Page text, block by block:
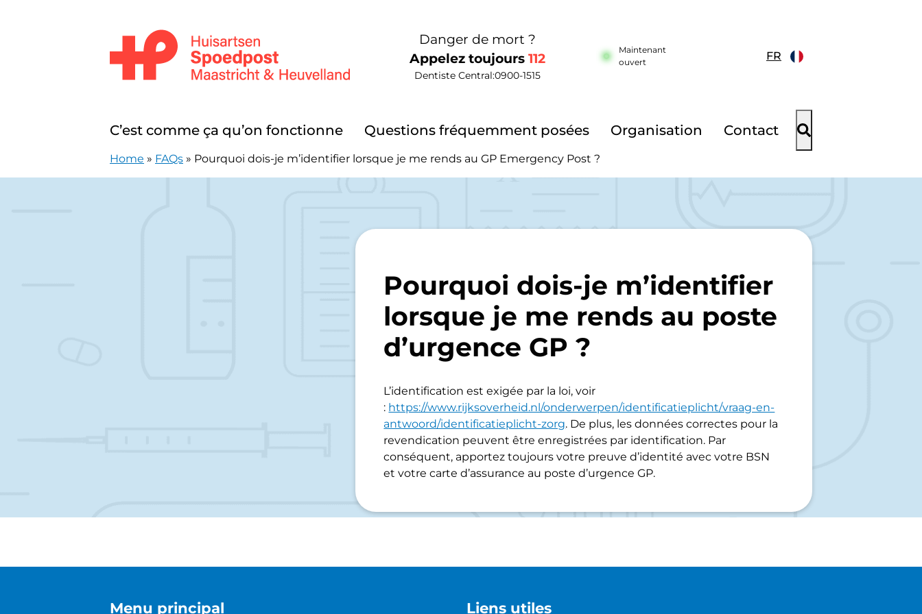
Danger de mort ?
Appelez toujours112
Dentiste Central:0900-1515
Maintenant
ouvert
FR
C’est comme ça qu’on fonctionne Questions fréquemment posées Organisation Contact
Home » FAQs » Pourquoi dois-je m’identifier lorsque je me rends au GP Emergency Post ?
Pourquoi dois-je m’identifier
lorsque je me rends au poste
d’urgence GP ?
L’identification est exigée par la loi, voir
: https://www.rijksoverheid.nl/onderwerpen/identificatieplicht/vraag-en-
antwoord/identificatieplicht-zorg. De plus, les données correctes pour la
revendication peuvent être enregistrées par identification. Par
conséquent, apportez toujours votre preuve d’identité avec votre BSN
et votre carte d’assurance au poste d’urgence GP.
Menu principal Liens utiles